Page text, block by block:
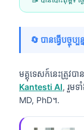
🔄 បានធ្វើបច្ចុប្
មគ្គុទេសក៍នេះត្រូវប
Kantesti AI, រួមទ
MD, PhD។.